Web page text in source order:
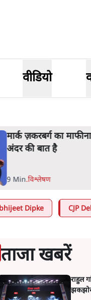
वीडियो
महुआ मोइत्रा से SC ने
क्यों डरती हैं? स्वतंत्रता
4 Min.देश
Dipke CJP
ताजा खबरें
राहुल